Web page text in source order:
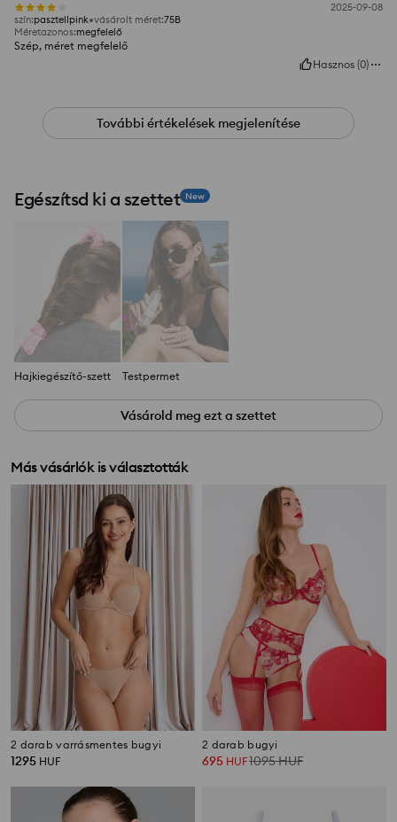
2025-09-08
szín:pasztellpink vásárolt méret:75B
Méretazonos:megfelelő
Szép, méret megfelelő
Hasznos (0)
További értékelések megjelenítése
Egészítsd ki a szettet New
Hajkiegészítő-szett Testpermet
Vásárold meg ezt a szettet
Más vásárlók is választották
2 darab varrásmentes bugyi
1295 HUF
2 darab bugyi
695 HUF1095HUF